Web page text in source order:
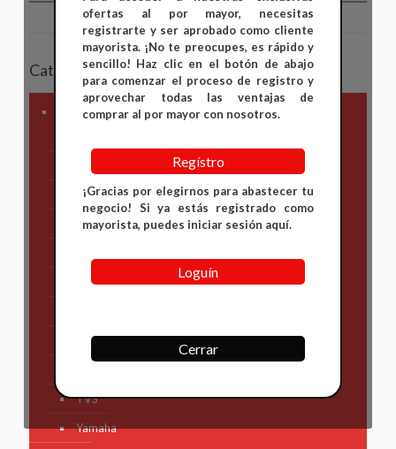
Categorías
Marca Motocicleta
AKT
Bajaj
Honda
KTM
TVS
Yamaha
ofertas al por mayor, necesitas
registrarte y ser aprobado como cliente
mayorista. ¡No te preocupes, es rápido y
sencillo! Haz clic en el botón de abajo
para comenzar el proceso de registro y
aprovechar todas las ventajas de
comprar al por mayor con nosotros.
Regístro
¡Gracias por elegirnos para abastecer tu
negocio! Si ya estás registrado como
mayorista, puedes iniciar sesión aquí.
Loguín
Cerrar